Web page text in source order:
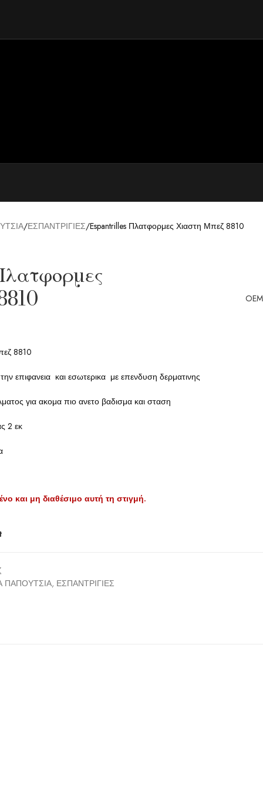
ΕΣΠΑΝΤΡΙΓΙΕΣ Espantrilles Πλατφορμες Χιαστη Μπεζ 8810
OEM
8810
επιφανεια και εσωτερικα με επενδυση δερματινης
για ακομα πιο ανετο βαδισμα και σταση
2 εκ
και μη διαθέσιμο αυτή τη στιγμή.
ΠΑΠΟΥΤΣΙΑ, ΕΣΠΑΝΤΡΙΓΙΕΣ